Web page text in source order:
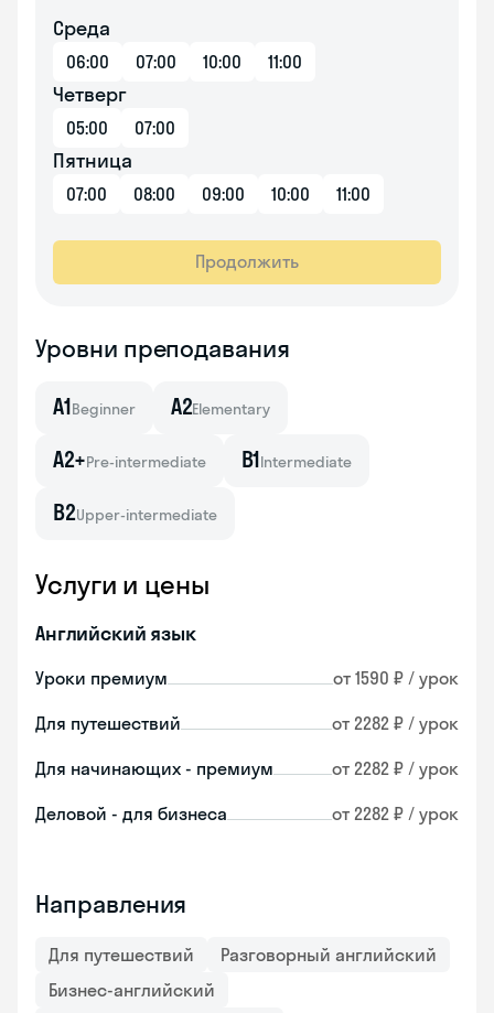
Среда
06:00 07:00 10:00 11:00
Четверг
05:00 07:00
Пятница
07:00 08:00 09:00 10:00 11:00
Продолжить
Уровни преподавания
A1Beginner A2Elementary
A2+Pre-intermediate B1Intermediate
B2Upper-intermediate
Услуги и цены
Английский язык
Уроки премиум от 1590 ₽ / урок
Для путешествий от 2282 ₽ / урок
Для начинающих - премиум от 2282 ₽ / урок
Деловой - для бизнеса от 2282 ₽ / урок
Направления
Для путешествий
Разговорный английский
Бизнес-английский